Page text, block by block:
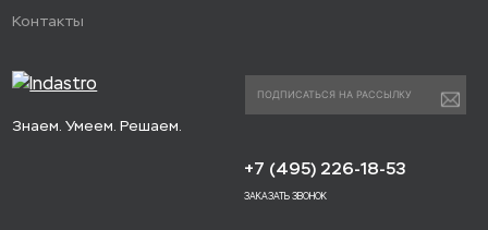
Знаем. Умеем. Решаем.
Контакты
+7 (495) 226-18-53
ЗАКАЗАТЬ ЗВОНОК